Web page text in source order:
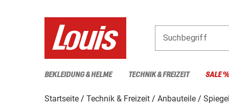
Suchbegriff
BEKLEIDUNG & HELME TECHNIK & FREIZEIT SALE %
Startseite Technik & Freizeit Anbauteile